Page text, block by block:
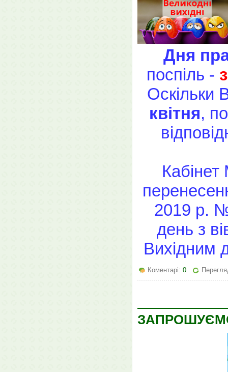
Дня
поспіль -
Оскільки
квітня,
2019 р.
день з
Вихідним
Коментарі: 0